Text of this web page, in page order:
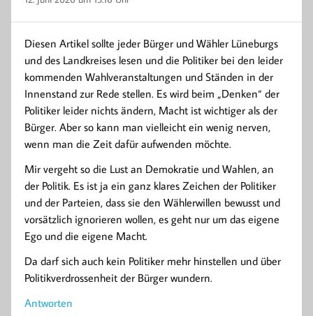
Diesen Artikel sollte jeder Bürger und Wähler Lüneburgs
und des Landkreises lesen und die Politiker bei den leider
kommenden Wahlveranstaltungen und Ständen in der
Innenstand zur Rede stellen. Es wird beim „Denken“ der
Politiker leider nichts ändern, Macht ist wichtiger als der
Bürger. Aber so kann man vielleicht ein wenig nerven,
wenn man die Zeit dafür aufwenden möchte.
Mir vergeht so die Lust an Demokratie und Wahlen, an
der Politik. Es ist ja ein ganz klares Zeichen der Politiker
und der Parteien, dass sie den Wählerwillen bewusst und
vorsätzlich ignorieren wollen, es geht nur um das eigene
Ego und die eigene Macht.
Da darf sich auch kein Politiker mehr hinstellen und über
Politikverdrossenheit der Bürger wundern.
Antworten